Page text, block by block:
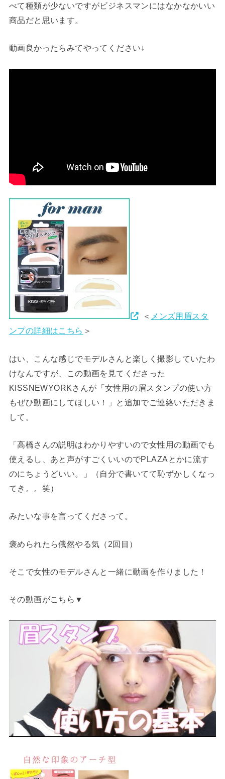
べて種類が少ないですがビジネスマンにはなかなかいい
商品だと思います。
動画良かったらみてやってください↓
＜ メンズ用眉スタ
ンプの詳細はこちら ＞
はい、こんな感じでモデルさんと楽しく撮影していたわ
けなんですが、この動画を見てくださった
KISSNEWYORKさんが「女性用の眉スタンプの使い方
もぜひ動画にしてほしい！」と追加でご連絡いただきま
して。
「高橋さんの説明はわかりやすいので女性用の動画でも
使えるし、あと声がすごくいいのでPLAZAとかに流す
のにちょうどいい。」（自分で書いてて恥ずかしくなっ
てき。。笑）
みたいな事を言ってくださって。
褒められたら俄然やる気（2回目）
そこで女性のモデルさんと一緒に動画を作りました！
その動画がこちら▼